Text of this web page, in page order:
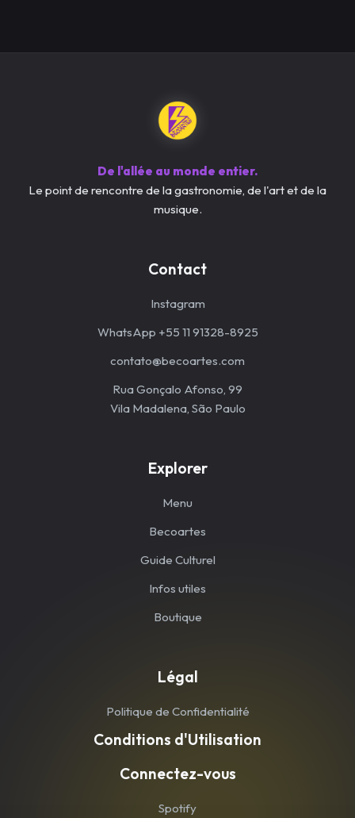
De l'allée au monde entier.
Le point de rencontre de la gastronomie, de l'art et de la
musique.
Contact
Instagram
WhatsApp +55 11 91328-8925
contato@becoartes.com
Rua Gonçalo Afonso, 99
Vila Madalena, São Paulo
Explorer
Menu
Becoartes
Guide Culturel
Infos utiles
Boutique
Légal
Politique de Confidentialité
Conditions d'Utilisation
Connectez-vous
Spotify